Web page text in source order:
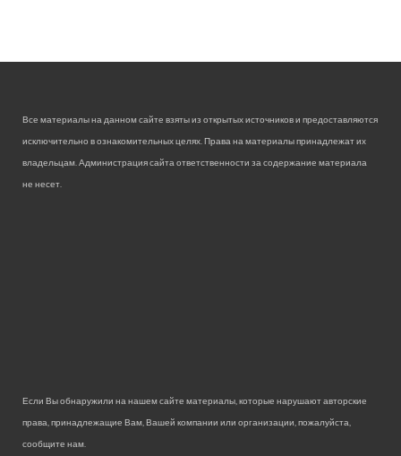
Все материалы на данном сайте взяты из открытых источников и предоставляются
исключительно в ознакомительных целях. Права на материалы принадлежат их
владельцам. Администрация сайта ответственности за содержание материала
не несет.
Если Вы обнаружили на нашем сайте материалы, которые нарушают авторские
права, принадлежащие Вам, Вашей компании или организации, пожалуйста,
сообщите нам.